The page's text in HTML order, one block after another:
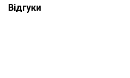
Відгуки